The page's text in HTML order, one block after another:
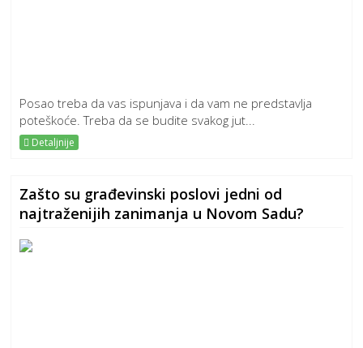
Posao treba da vas ispunjava i da vam ne predstavlja
poteškoće. Treba da se budite svakog jut...
Detaljnije
Zašto su građevinski poslovi jedni od
najtraženijih zanimanja u Novom Sadu?